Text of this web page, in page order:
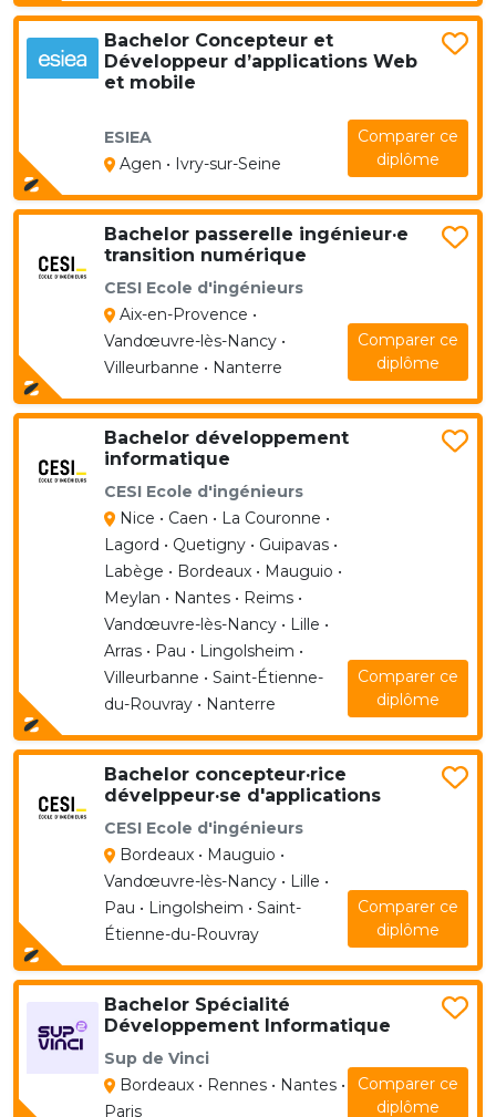
Bachelor Concepteur et
Développeur d’applications Web
et mobile
ESIEA
Agen • Ivry-sur-Seine
Comparer ce
diplôme
Bachelor passerelle ingénieur·e
transition numérique
CESI Ecole d'ingénieurs
Aix-en-Provence •
Vandœuvre-lès-Nancy •
Villeurbanne • Nanterre
Comparer ce
diplôme
Bachelor développement
informatique
CESI Ecole d'ingénieurs
Nice • Caen • La Couronne •
Lagord • Quetigny • Guipavas •
Labège • Bordeaux • Mauguio •
Meylan • Nantes • Reims •
Vandœuvre-lès-Nancy • Lille •
Arras • Pau • Lingolsheim •
Villeurbanne • Saint-Étienne-
du-Rouvray • Nanterre
Comparer ce
diplôme
Bachelor concepteur·rice
dévelppeur·se d'applications
CESI Ecole d'ingénieurs
Bordeaux • Mauguio •
Vandœuvre-lès-Nancy • Lille •
Pau • Lingolsheim • Saint-
Étienne-du-Rouvray
Comparer ce
diplôme
Bachelor Spécialité
Développement Informatique
Sup de Vinci
Bordeaux • Rennes • Nantes •
Paris
Comparer ce
diplôme